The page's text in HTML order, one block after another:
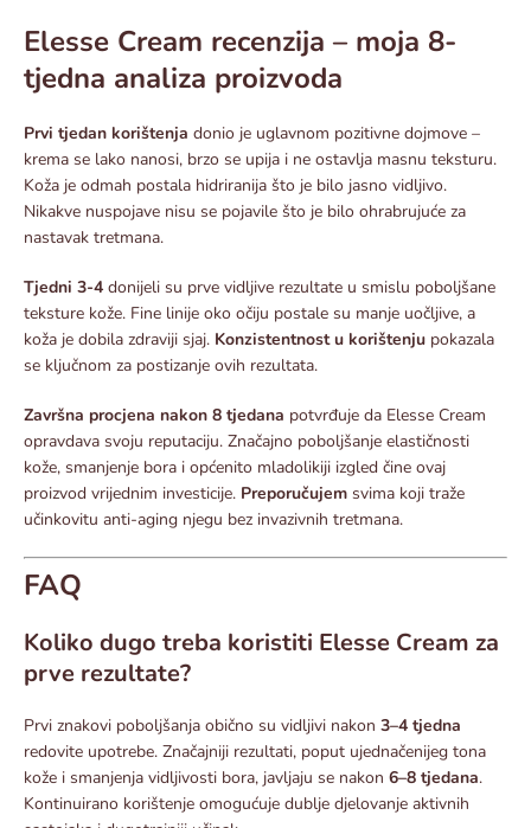
Elesse Cream recenzija – moja 8-
tjedna analiza proizvoda
Prvi tjedan korištenja donio je uglavnom pozitivne dojmove –
krema se lako nanosi, brzo se upija i ne ostavlja masnu teksturu.
Koža je odmah postala hidriranija što je bilo jasno vidljivo.
Nikakve nuspojave nisu se pojavile što je bilo ohrabrujuće za
nastavak tretmana.​
Tjedni 3-4 donijeli su prve vidljive rezultate u smislu poboljšane
teksture kože. Fine linije oko očiju postale su manje uočljive, a
koža je dobila zdraviji sjaj. Konzistentnost u korištenju pokazala
se ključnom za postizanje ovih rezultata.​
Završna procjena nakon 8 tjedana potvrđuje da Elesse Cream
opravdava svoju reputaciju. Značajno poboljšanje elastičnosti
kože, smanjenje bora i općenito mladolikiji izgled čine ovaj
proizvod vrijednim investicije. Preporučujem svima koji traže
učinkovitu anti-aging njegu bez invazivnih tretmana.​
FAQ
Koliko dugo treba koristiti Elesse Cream za
prve rezultate?
Prvi znakovi poboljšanja obično su vidljivi nakon 3–4 tjedna
redovite upotrebe. Značajniji rezultati, poput ujednačenijeg tona
kože i smanjenja vidljivosti bora, javljaju se nakon 6–8 tjedana.
Kontinuirano korištenje omogućuje dublje djelovanje aktivnih